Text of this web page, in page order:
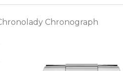
Chronograph